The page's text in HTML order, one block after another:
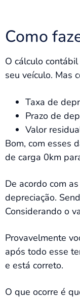
Como
O cálculo
seu veículo. Mas
Taxa de
Prazo de
Valor
Bom, com esses
de carga 0km
De acordo com
depreciação.
Considerando o
Provavelmente
após todo esse
e está correto.
O que ocorre é